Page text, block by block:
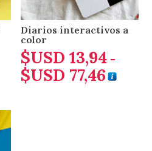
Diarios interactivos a
color
$USD 13,94 -
$USD 77,46Rango